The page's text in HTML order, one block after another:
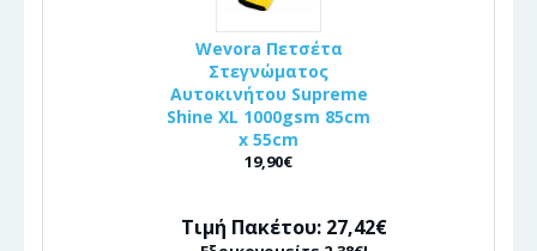
Wevora Πετσέτα
Στεγνώματος
Αυτοκινήτου Supreme
Shine XL 1000gsm 85cm
x 55cm
19,90€
Τιμή Πακέτου: 27,42€